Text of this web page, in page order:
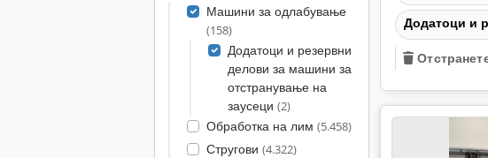
Машини за одлабување
(158)
Додатоци и резервни
делови за машини за
отстранување на
заусеци (2)
Обработка на лим (5.458)
Стругови (4.322)
Додатоци и